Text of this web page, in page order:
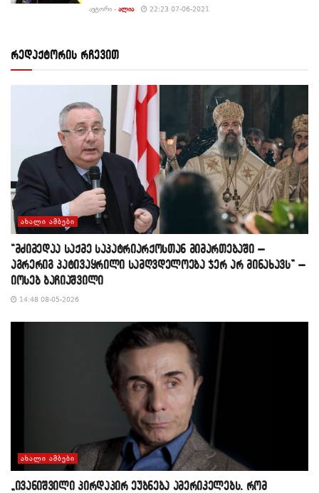
ᲐᲕᲢᲝᲠᲘ - ᲐᲚᲘᲐ 22:23 07-06-2021
რედაქტორის რჩევით
ᲐᲮᲐᲚᲘ ᲐᲛᲑᲔᲑᲘ
“მძიმედაა საქმე საპატრიარქოსთან მიმართებაში –
აგრერიგ პატივაყრილი სამღვდელოება ჯერ არ მინახავს” –
იოსებ ბაჩიაშვილი
14:48 08-05-2026
ᲐᲮᲐᲚᲘ ᲐᲛᲑᲔᲑᲘ
„ივანიშვილი პირდაპირ ეუბნება ამერიკელებს, რომ